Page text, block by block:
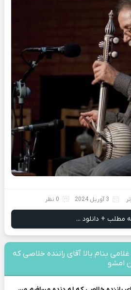
3 آوریل 2024 0 نظر
مطلب + دانلود ...
بنام یالا آقای راننده خلاصی که
اﻣﺸو